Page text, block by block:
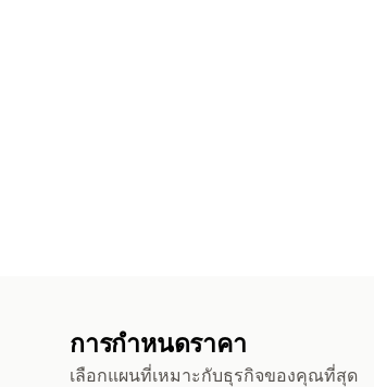
การกำหนดราคา
เลือกแผนที่เหมาะกับธุรกิจของคุณที่สุด